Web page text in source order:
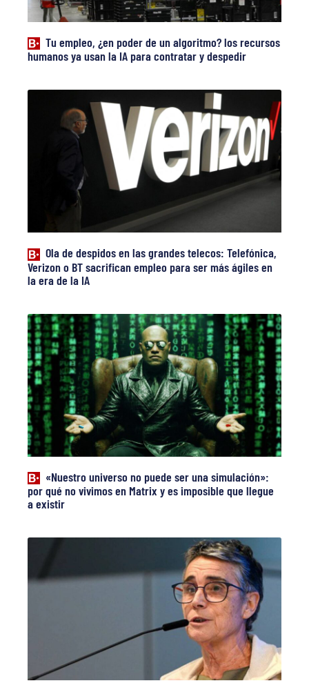
Tu empleo, ¿en poder de un algoritmo? los recursos
humanos ya usan la IA para contratar y despedir
Ola de despidos en las grandes telecos: Telefónica,
Verizon o BT sacrifican empleo para ser más ágiles en
la era de la IA
«Nuestro universo no puede ser una simulación»:
por qué no vivimos en Matrix y es imposible que llegue
a existir